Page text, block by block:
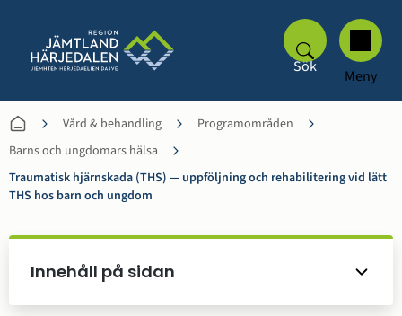
Sök Meny
Vård & behandling
Programområden
Barns och ungdomars hälsa
Traumatisk hjärnskada (THS) — uppföljning och rehabilitering vid lätt
THS hos barn och ungdom
Innehåll på sidan